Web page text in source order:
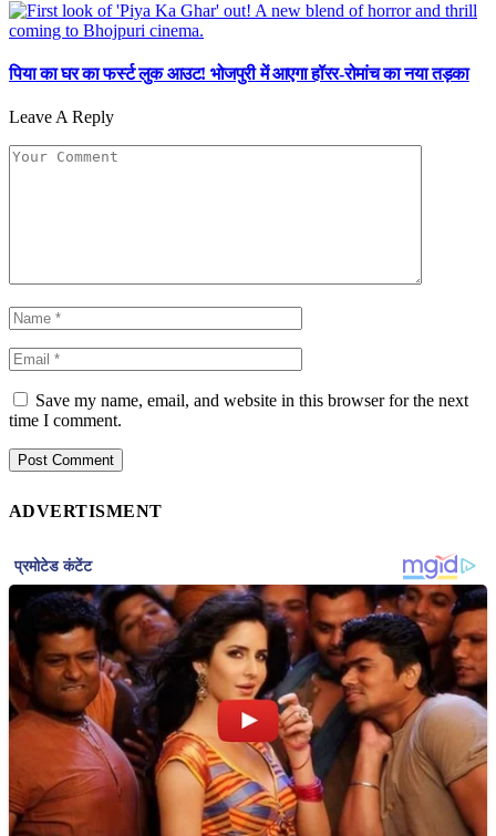
पिया का घर का फर्स्ट लुक आउट! भोजपुरी में आएगा हॉरर-रोमांच का नया तड़का
Leave A Reply
Save my name, email, and website in this browser for the next
time I comment.
ADVERTISMENT